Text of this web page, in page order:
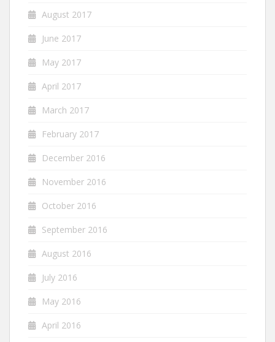
August 2017
June 2017
May 2017
April 2017
March 2017
February 2017
December 2016
November 2016
October 2016
September 2016
August 2016
July 2016
May 2016
April 2016